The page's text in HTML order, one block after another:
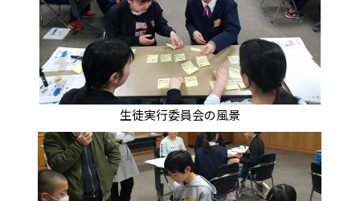
生徒実行委員会の風景